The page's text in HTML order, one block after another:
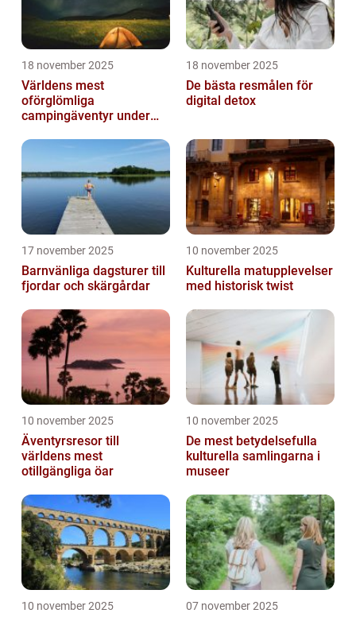
18 november 2025
Världens mest
oförglömliga
campingäventyr under
18 november 2025
De bästa resmålen för
digital detox
17 november 2025
Barnvänliga dagsturer till
fjordar och skärgårdar
10 november 2025
Kulturella matupplevelser
med historisk twist
10 november 2025
Äventyrsresor till
världens mest
otillgängliga öar
10 november 2025
De mest betydelsefulla
kulturella samlingarna i
museer
10 november 2025 07 november 2025